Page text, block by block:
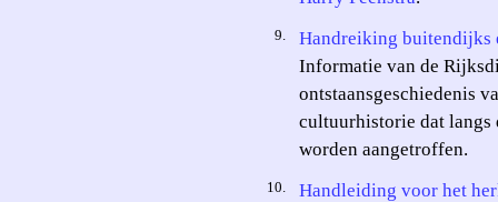
9.
Handreiking buitendijks
Informatie van de
ontstaansgeschiedenis
cultuurhistorie dat langs
worden aangetroffen.
10.
Handleiding voor het